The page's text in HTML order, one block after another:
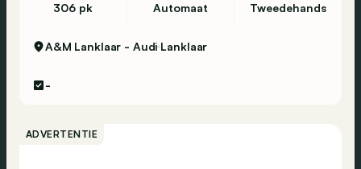
306 pk Automaat Tweedehands
A&M Lanklaar - Audi Lanklaar
-
ADVERTENTIE